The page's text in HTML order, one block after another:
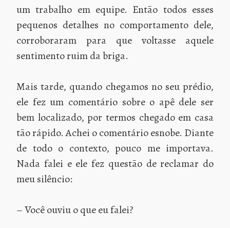
um trabalho em equipe. Então todos esses
pequenos detalhes no comportamento dele,
corroboraram para que voltasse aquele
sentimento ruim da briga.
Mais tarde, quando chegamos no seu prédio,
ele fez um comentário sobre o apê dele ser
bem localizado, por termos chegado em casa
tão rápido. Achei o comentário esnobe. Diante
de todo o contexto, pouco me importava.
Nada falei e ele fez questão de reclamar do
meu silêncio:
– Você ouviu o que eu falei?